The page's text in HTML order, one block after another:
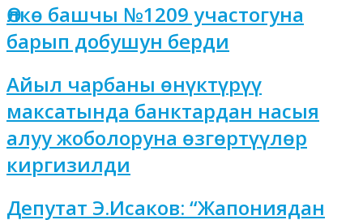
Өлкө башчы №1209 участогуна
барып добушун берди
Айыл чарбаны өнүктүрүү
максатында банктардан насыя
алуу жоболоруна өзгөртүүлөр
киргизилди
Депутат Э.Исаков: “Жапониядан